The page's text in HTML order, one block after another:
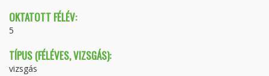
OKTATOTT FÉLÉV:
5
TÍPUS (FÉLÉVES, VIZSGÁS):
vizsgás